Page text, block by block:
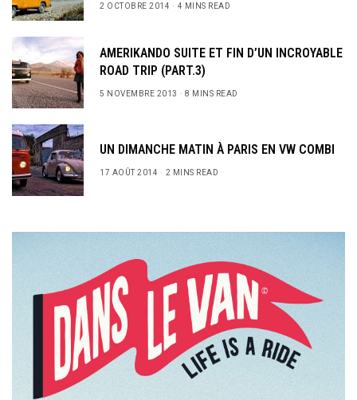
2 OCTOBRE 2014 4 MINS READ
AMERIKANDO SUITE ET FIN D’UN INCROYABLE
ROAD TRIP (PART.3)
5 NOVEMBRE 2013 8 MINS READ
UN DIMANCHE MATIN À PARIS EN VW COMBI
17 AOÛT 2014 2 MINS READ